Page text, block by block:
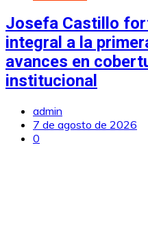
Josefa Castillo
integral a la
avances en
institucional
admin
7 de agosto de 2026
0